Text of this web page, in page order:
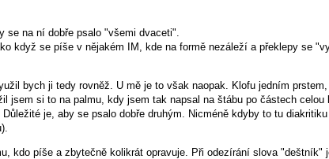
na ní dobře psalo "všemi dvaceti".
když se píše v nějakém IM, kde na formě nezáleží a překlepy se
bych ji tedy rovněž. U mě je to však naopak. Klofu jedním prstem,
si to na palmu, kdy jsem tak napsal na štábu po částech celou
je, aby se psalo dobře druhým. Nicméně kdyby to tu
kdo píše a zbytečně kolikrát opravuje. Při odezírání slova "deštník"